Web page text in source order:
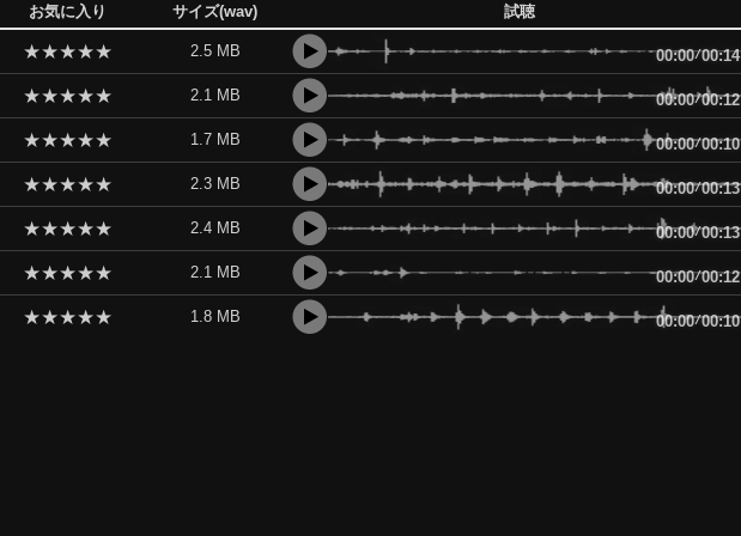
お気に入り サイズ(wav) 試聴
★★★★★ 2.5 MB 00:00/00:14
★★★★★ 2.1 MB 00:00/00:12
★★★★★ 1.7 MB 00:00/00:10
★★★★★ 2.3 MB 00:00/00:13
★★★★★ 2.4 MB 00:00/00:13
★★★★★ 2.1 MB 00:00/00:12
★★★★★ 1.8 MB 00:00/00:10